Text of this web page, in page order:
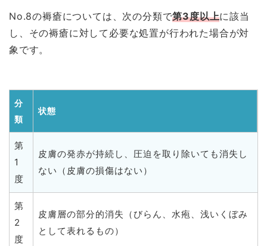
No.8の褥瘡については、次の分類で第3度以上に該当
し、その褥瘡に対して必要な処置が行われた場合が対
象です。
分
類
状態
第
1
度
皮膚の発赤が持続し、圧迫を取り除いても消失し
ない（皮膚の損傷はない）
第
2
度
皮膚層の部分的消失（びらん、水疱、浅いくぼみ
として表れるもの）